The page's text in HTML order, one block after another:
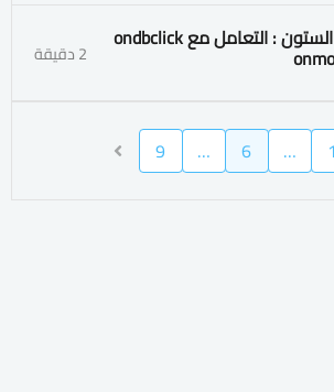
10. الدرس الستون : التعامل مع ondbclick 2 دقيقة
1
…
6
…
9